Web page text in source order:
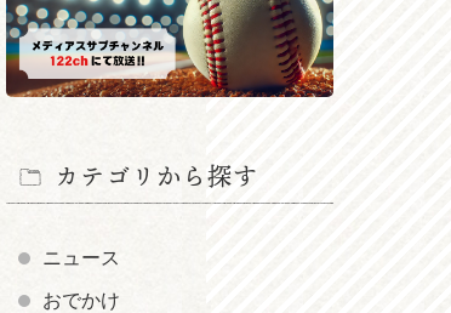
カテゴリから探す
ニュース
おでかけ